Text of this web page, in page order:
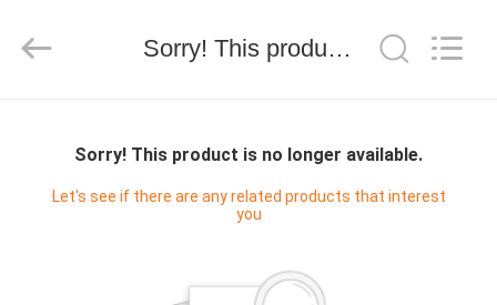
PRODUCTEN
Ltd..
Sorry! This product is no longer available.
Sorry! This product is no longer available.
Let's see if there are any related products that interest
you